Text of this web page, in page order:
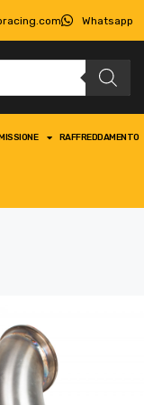
Whatsapp
RAFFREDDAMENTO